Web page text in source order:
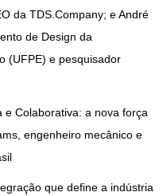
da TDS.Company; e André
de Design da
(UFPE) e pesquisador
e Colaborativa: a nova força
engenheiro mecânico e
que define a indústria